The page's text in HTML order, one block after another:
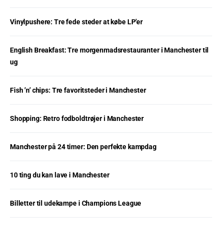
Vinylpushere: Tre fede steder at købe LP’er
English Breakfast: Tre morgenmadsrestauranter i Manchester til
ug
Fish ’n’ chips: Tre favoritsteder i Manchester
Shopping: Retro fodboldtrøjer i Manchester
Manchester på 24 timer: Den perfekte kampdag
10 ting du kan lave i Manchester
Billetter til udekampe i Champions League